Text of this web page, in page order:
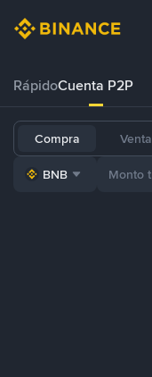
RápidoCuenta P2P
Compra Venta
BNB